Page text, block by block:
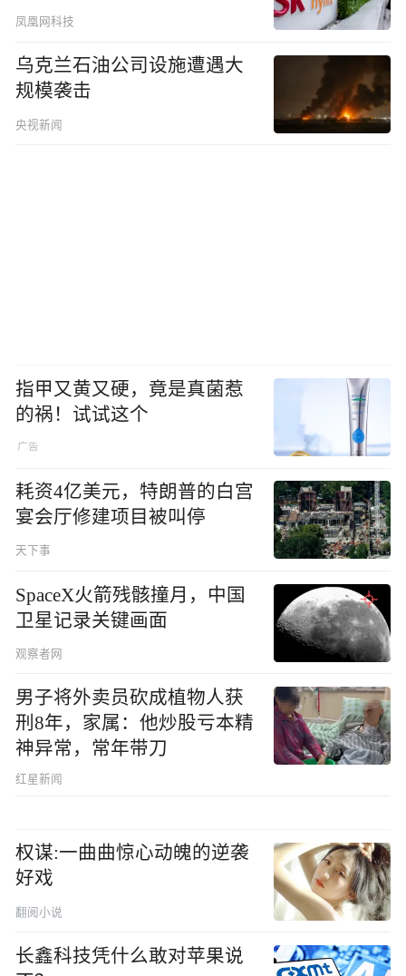
凤凰网科技
乌克兰石油公司设施遭遇大
规模袭击
央视新闻
指甲又黄又硬，竟是真菌惹
的祸！试试这个
耗资4亿美元，特朗普的白宫
宴会厅修建项目被叫停
天下事
SpaceX火箭残骸撞月，中国
卫星记录关键画面
观察者网
男子将外卖员砍成植物人获
刑8年，家属：他炒股亏本精
神异常，常年带刀
红星新闻
权谋:一曲曲惊心动魄的逆袭
好戏
翻阅小说
长鑫科技凭什么敢对苹果说